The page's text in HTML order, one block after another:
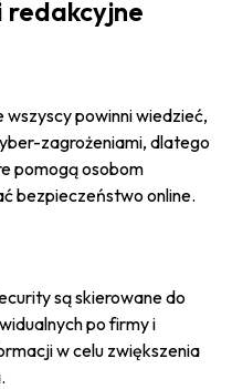
wszyscy powinni wiedzieć,
zagrożeniami, dlatego
pomogą osobom
bezpieczeństwo online.
są skierowane do
po firmy i
w celu zwiększenia